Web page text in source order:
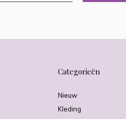
Categorieën
Nieuw
Kleding